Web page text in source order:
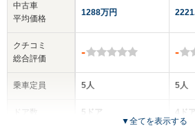
中古車
平均価格
クチコミ
総合評価
乗車定員
ドア数
1288万円
-
5人
5ドア
-
5人
4ドア
▼全てを表示する